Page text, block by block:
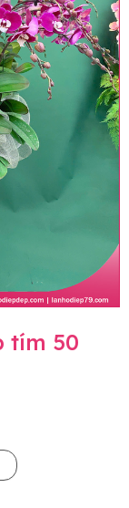
tím 50